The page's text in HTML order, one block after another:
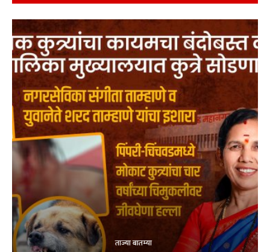
ताज्या बातम्या